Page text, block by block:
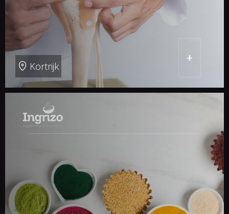
Kortrijk
+